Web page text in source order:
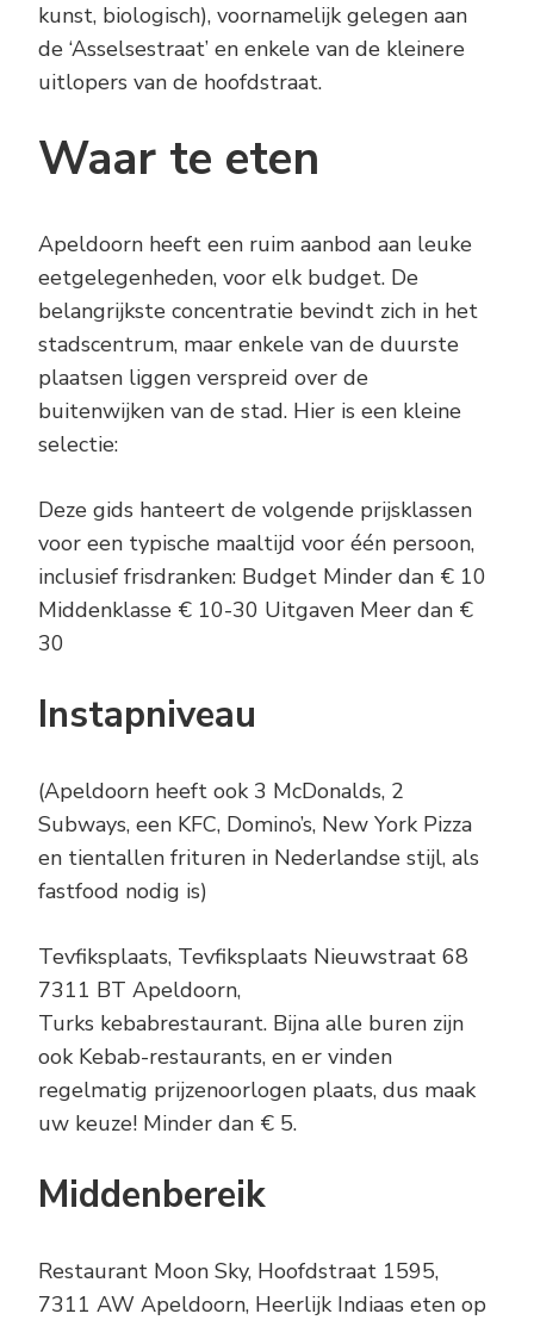
kunst, biologisch), voornamelijk gelegen aan
de ‘Asselsestraat’ en enkele van de kleinere
uitlopers van de hoofdstraat.
Waar te eten
Apeldoorn heeft een ruim aanbod aan leuke
eetgelegenheden, voor elk budget. De
belangrijkste concentratie bevindt zich in het
stadscentrum, maar enkele van de duurste
plaatsen liggen verspreid over de
buitenwijken van de stad. Hier is een kleine
selectie:
Deze gids hanteert de volgende prijsklassen
voor een typische maaltijd voor één persoon,
inclusief frisdranken: Budget Minder dan € 10
Middenklasse € 10-30 Uitgaven Meer dan €
30
Instapniveau
(Apeldoorn heeft ook 3 McDonalds, 2
Subways, een KFC, Domino’s, New York Pizza
en tientallen frituren in Nederlandse stijl, als
fastfood nodig is)
Tevfiksplaats, Tevfiksplaats Nieuwstraat 68
7311 BT Apeldoorn,
Turks kebabrestaurant. Bijna alle buren zijn
ook Kebab-restaurants, en er vinden
regelmatig prijzenoorlogen plaats, dus maak
uw keuze! Minder dan € 5.
Middenbereik
Restaurant Moon Sky, Hoofdstraat 1595,
7311 AW Apeldoorn, Heerlijk Indiaas eten op